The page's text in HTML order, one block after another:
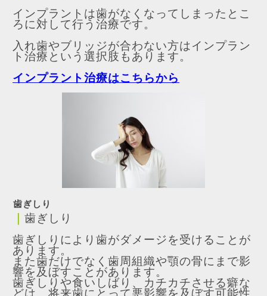
インプラントは歯がなくなってしまったとこ
ろに対して行う治療です。
入れ歯やブリッジが合わない方はインプラン
ト治療という選択肢もあります。
インプラント治療はこちらから
歯ぎしり
歯ぎしり
歯ぎしりにより歯がダメージを受けることが
あります。
また歯だけでなく歯周組織や顎の骨にまで影
響を及ぼすことがあります。
歯ぎしりや食いしばり、カチカチさせる癖な
どは、将来歯にとって悪影響を及ぼす可能性